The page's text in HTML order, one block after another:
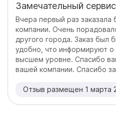
Замечательный сервис
Вчера первый раз заказала
компании. Очень
другого города. Заказ был
удобно, что информируют о
высшем уровне. Спасибо
вашей компании. Спасибо за
Отзыв размещен 1 марта